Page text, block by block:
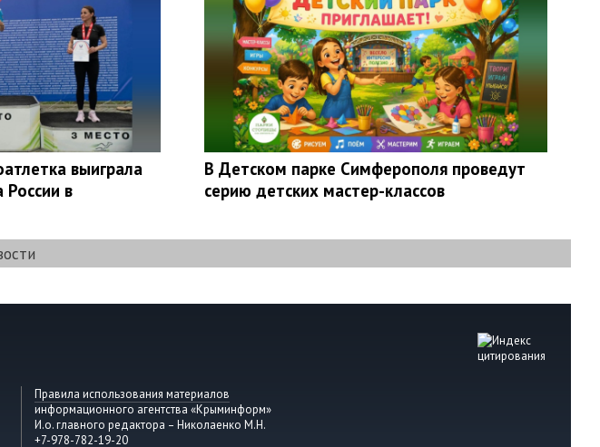
выиграла
в
В Детском парке Симферополя проведут
серию детских мастер-классов
Правила использования материалов
информационного агентства «Крыминформ»
И.о. главного редактора – Николаенко М.Н.
+7-978-782-19-20